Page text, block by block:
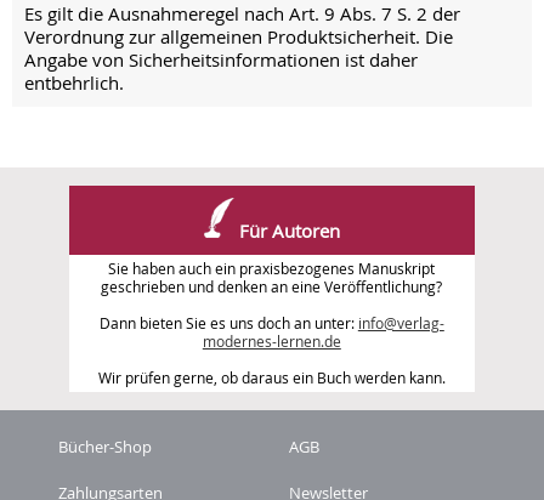
Es gilt die Ausnahmeregel nach Art. 9 Abs. 7 S. 2 der
Verordnung zur allgemeinen Produktsicherheit. Die
Angabe von Sicherheitsinformationen ist daher
entbehrlich.
Für Autoren
Sie haben auch ein praxisbezogenes Manuskript
geschrieben und denken an eine Veröffentlichung?
Dann bieten Sie es uns doch an unter: info@verlag-
modernes-lernen.de
Wir prüfen gerne, ob daraus ein Buch werden kann.
Bücher-Shop AGB
Zahlungsarten Newsletter